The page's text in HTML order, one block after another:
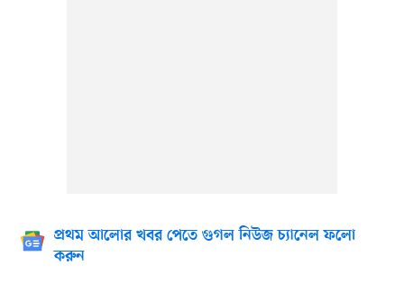
প্রথম আলোর খবর পেতে গুগল নিউজ চ্যানেল ফলো
করুন